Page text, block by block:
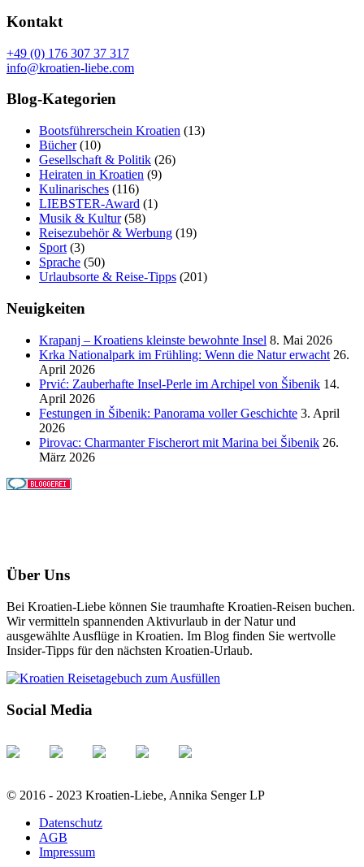
Kontakt
+49 (0) 176 307 37 317
info@kroatien-liebe.com
Blog-Kategorien
Bootsführerschein Kroatien (13)
Bücher(10)
Gesellschaft & Politik (26)
Heiraten in Kroatien (9)
Kulinarisches (116)
LIEBSTER-Award (1)
Musik & Kultur(58)
Reisezubehör & Werbung (19)
Sport (3)
Sprache (50)
Urlaubsorte & Reise-Tipps (201)
Neuigkeiten
Krapanj – Kroatiens kleinste bewohnte Insel 8. Mai 2026
Krka Nationalpark im Frühling: Wenn die Natur erwacht 26.
April 2026
Prvić: Zauberhafte Insel-Perle im Archipel von Šibenik 14.
April 2026
Festungen in Šibenik: Panorama voller Geschichte 3. April
2026
Pirovac: Charmanter Fischerort mit Marina bei Šibenik 26.
März 2026
Über Uns
Bei Kroatien-Liebe können Sie traumhafte Kroatien-Reisen buchen.
Wir vermitteln spannenden Aktivurlaub in der Natur und
ausgewählte Ausflüge in Kroatien. Im Blog finden Sie wertvolle
Insider-Tipps für den nächsten Kroatien-Urlaub.
Social Media
© 2016 - 2023 Kroatien-Liebe, Annika Senger LP
Datenschutz
AGB
Impressum